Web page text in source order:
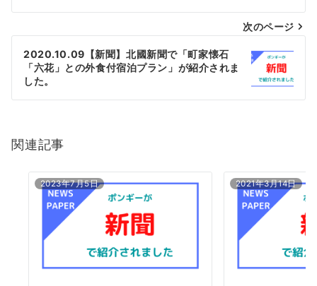
ビ
ゲ
ー
シ
ン
次のページ
2020.10.09【新聞】北國新聞で「町家懐石
「六花」との外食付宿泊プラン」が紹介されま
した。
関連記事
2023年7月5日 2021年3月14日